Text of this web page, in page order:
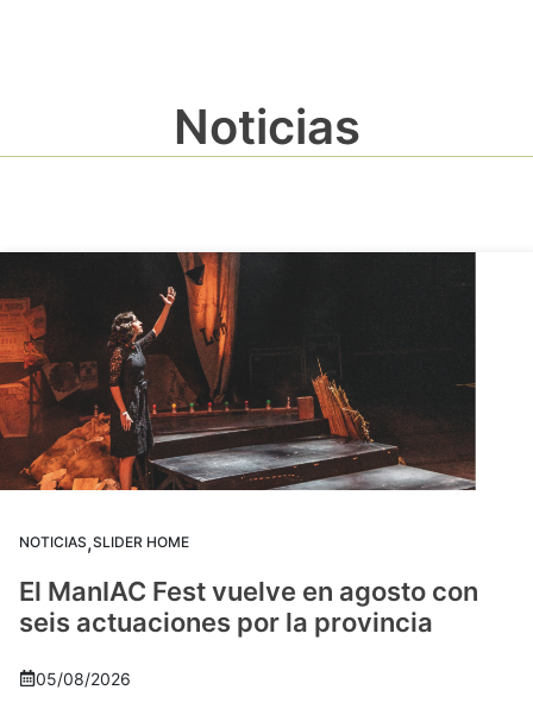
Noticias
NOTICIAS,SLIDER HOME
El ManIAC Fest vuelve en agosto con
seis actuaciones por la provincia
05/08/2026